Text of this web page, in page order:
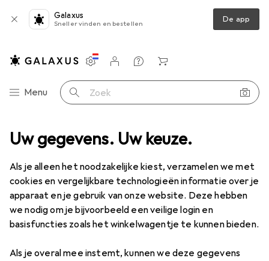
Uw gegevens. Uw keuze.
Als je alleen het noodzakelijke kiest, verzamelen we met
cookies en vergelijkbare technologieën informatie over je
apparaat en je gebruik van onze website. Deze hebben
we nodig om je bijvoorbeeld een veilige login en
basisfuncties zoals het winkelwagentje te kunnen bieden.
Als je overal mee instemt, kunnen we deze gegevens
Galaxus
Sneller vinden en bestellen De app
Categorie navigatie
Menu Zoek op
Instellingen
Klantenaccount
Produktvergelijking
Verlanglijstje
Winkelmandje
+ Papierwaren Printer + Scanner Afdrukken
Papier
OntdekForum